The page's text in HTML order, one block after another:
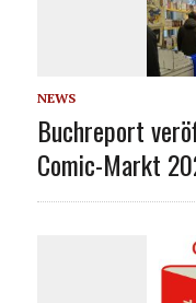
NEWS
Buchreport
Comic-Markt